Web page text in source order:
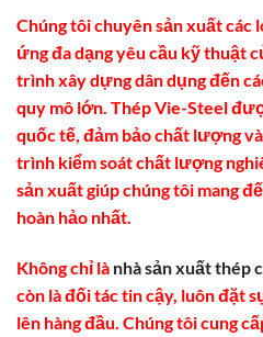
Chúng tôi chuyên sản xuất các
ứng đa dạng yêu cầu kỹ thuật
trình xây dựng dân dụng đến
quy mô lớn. Thép Vie-Steel
quốc tế, đảm bảo chất lượng
trình kiểm soát chất lượng
sản xuất giúp chúng tôi mang
hoàn hảo nhất.
Không chỉ là nhà sản xuất thép
còn là đối tác tin cậy, luôn đặt
lên hàng đầu. Chúng tôi cung